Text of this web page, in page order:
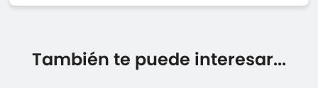
También te puede interesar...